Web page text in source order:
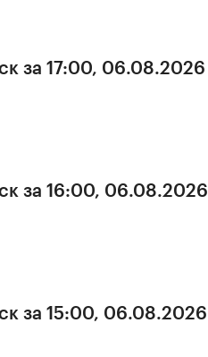
за 17:00, 06.08.2026
за 16:00, 06.08.2026
за 15:00, 06.08.2026